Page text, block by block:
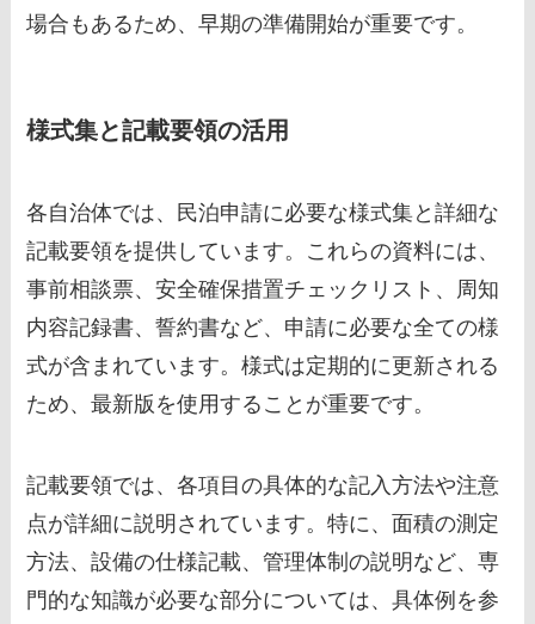
場合もあるため、早期の準備開始が重要です。
様式集と記載要領の活用
各自治体では、民泊申請に必要な様式集と詳細な
記載要領を提供しています。これらの資料には、
事前相談票、安全確保措置チェックリスト、周知
内容記録書、誓約書など、申請に必要な全ての様
式が含まれています。様式は定期的に更新される
ため、最新版を使用することが重要です。
記載要領では、各項目の具体的な記入方法や注意
点が詳細に説明されています。特に、面積の測定
方法、設備の仕様記載、管理体制の説明など、専
門的な知識が必要な部分については、具体例を参